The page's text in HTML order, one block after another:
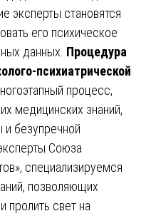
эксперты становятся
его психическое
данных. Процедура
психиатрической
процесс,
медицинских знаний,
и безупречной
Союза
специализируемся
позволяющих
пролить свет на